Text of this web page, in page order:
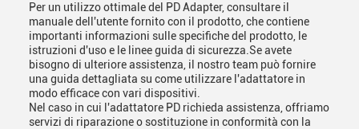
Per un utilizzo ottimale del PD Adapter, consultare il
manuale dell'utente fornito con il prodotto, che contiene
importanti informazioni sulle specifiche del prodotto, le
istruzioni d'uso e le linee guida di sicurezza.Se avete
bisogno di ulteriore assistenza, il nostro team può fornire
una guida dettagliata su come utilizzare l'adattatore in
modo efficace con vari dispositivi.
Nel caso in cui l'adattatore PD richieda assistenza, offriamo
servizi di riparazione o sostituzione in conformità con la